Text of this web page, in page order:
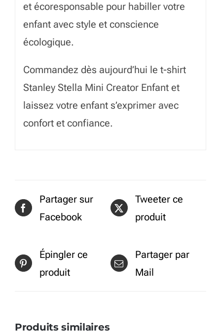
et écoresponsable pour habiller votre
enfant avec style et conscience
écologique.
Commandez dès aujourd’hui le t-shirt
Stanley Stella Mini Creator Enfant et
laissez votre enfant s’exprimer avec
confort et confiance.
Partager sur
Facebook
Tweeter ce
produit
Épingler ce
produit
Partager par
Mail
Produits similaires